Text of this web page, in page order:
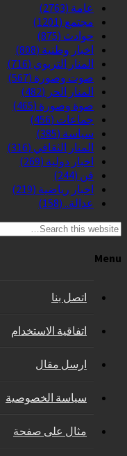
عامة (2763)
مجتمع (1201)
حوادث (875)
اخبار وطنية (808)
المنار التربوي (716)
صوت وصورة (567)
المنار الحر (482)
صوة وصورة (465)
جماعات (456)
سياسة (385)
المنار الثقافي (316)
اخبار دولية (269)
فن (244)
اخبار رياضية (219)
عدالة.. (158)
Menu
اتصل بنا
اتفاقية الاستخدام
ارسل مقال
سياسة الخصوصية
مثال على صفحة